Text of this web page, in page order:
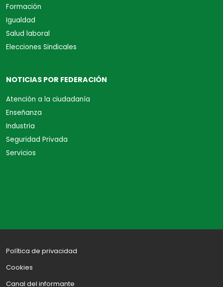
Formación
Igualdad
Salud laboral
Elecciones Sindicales
NOTICIAS POR FEDERACIÓN
Atención a la ciudadanía
Enseñanza
Industria
Seguridad Privada
Servicios
Política de privacidad
Cookies
Canal del informante